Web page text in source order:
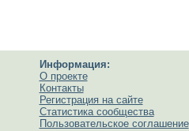
Информация:
О проекте
Контакты
Регистрация на сайте
Статистика сообщества
Пользовательское соглашение